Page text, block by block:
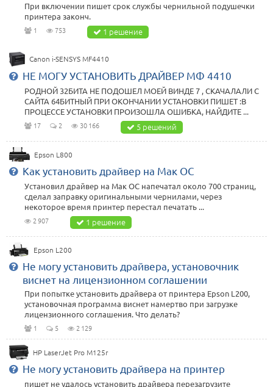
При включении пишет срок службы чернильной подушечки
принтера законч.
1 753 1 решение
Canon i-SENSYS MF4410
НЕ МОГУ УСТАНОВИТЬ ДРАЙВЕР МФ 4410
РОДНОЙ 32БИТА НЕ ПОДОШЕЛ МОЕЙ ВИНДЕ 7 , СКАЧАЛАЛИ С
САЙТА 64БИТНЫЙ ПРИ ОКОНЧАНИИ УСТАНОВКИ ПИШЕТ :В
ПРОЦЕССЕ УСТАНОВКИ ПРОИЗОШЛА ОШИБКА, НАЙДИТЕ ...
17 2 30 166 5 решений
Epson L800
Как установить драйвер на Мак ОС
Установил драйвер на Мак ОС напечатал около 700 страниц,
сделал заправку оригинальными чернилами, через
некоторое время принтер перестал печатать ...
2 907 1 решение
Epson L200
Не могу установить драйвера, установочник
виснет на лицензионном соглашении
При попытке установить драйвера от принтера Epson L200,
установочная программа виснет намертво при загрузке
лицензионного соглашения. Что делать?
1 5 2 129
HP LaserJet Pro M125r
Не могу установить драйвера на принтер
пишет не удалось установить драйвера перезагрузите